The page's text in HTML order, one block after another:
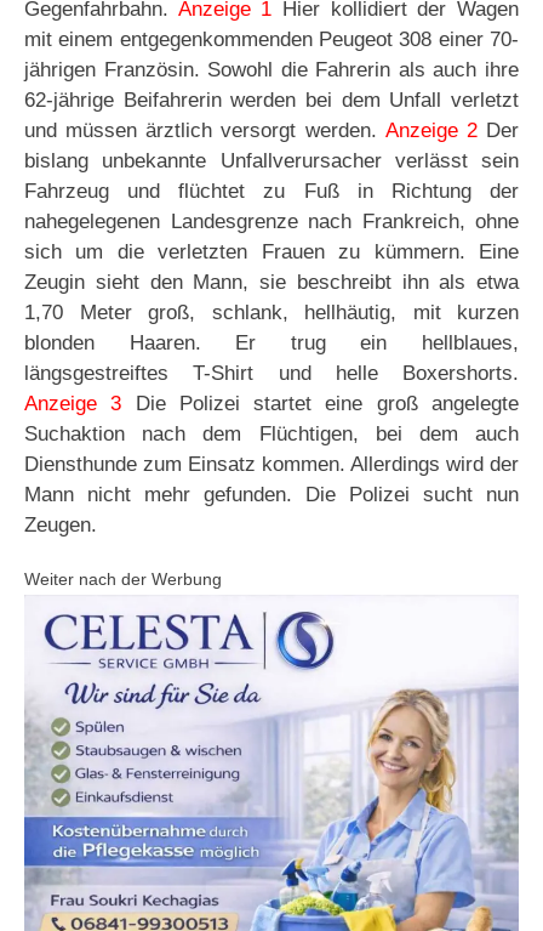
Gegenfahrbahn. Anzeige 1 Hier kollidiert der Wagen
mit einem entgegenkommenden Peugeot 308 einer 70-
jährigen Französin. Sowohl die Fahrerin als auch ihre
62-jährige Beifahrerin werden bei dem Unfall verletzt
und müssen ärztlich versorgt werden. Anzeige 2Der
bislang unbekannte Unfallverursacher verlässt sein
Fahrzeug und flüchtet zu Fuß in Richtung der
nahegelegenen Landesgrenze nach Frankreich, ohne
sich um die verletzten Frauen zu kümmern. Eine
Zeugin sieht den Mann, sie beschreibt ihn als etwa
1,70 Meter groß, schlank, hellhäutig, mit kurzen
blonden Haaren. Er trug ein hellblaues,
längsgestreiftes T-Shirt und helle Boxershorts.
Anzeige 3 Die Polizei startet eine groß angelegte
Suchaktion nach dem Flüchtigen, bei dem auch
Diensthunde zum Einsatz kommen. Allerdings wird der
Mann nicht mehr gefunden. Die Polizei sucht nun
Zeugen.
Weiter nach der Werbung